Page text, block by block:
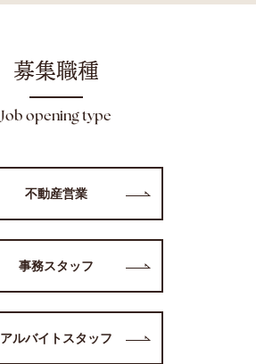
募集職種
Job opening type
不動産営業
事務スタッフ
アルバイトスタッフ